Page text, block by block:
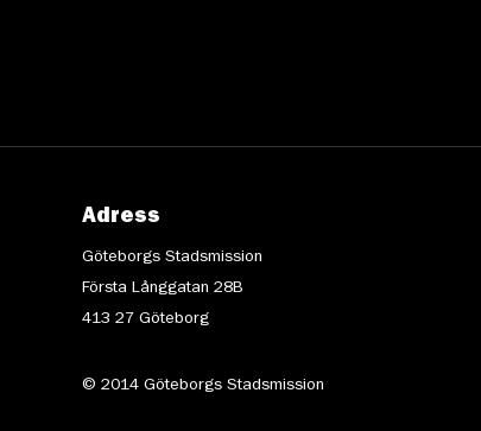
Adress
Göteborgs Stadsmission
Första Långgatan 28B
413 27 Göteborg
© 2014 Göteborgs Stadsmission